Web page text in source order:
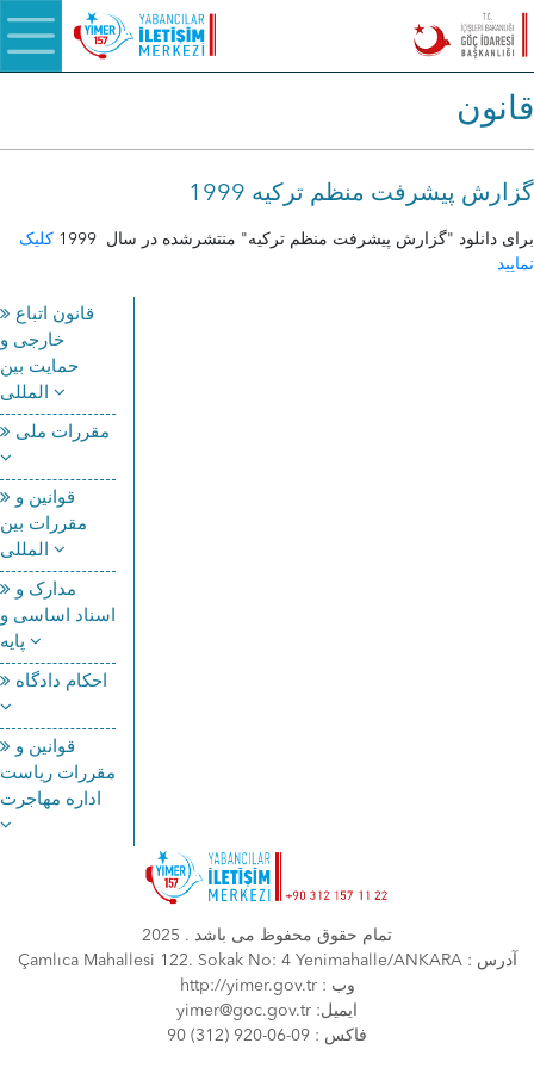
قانون
گزارش پیشرفت منظم ترکیه 1999
برای دانلود "گزارش پیشرفت منظم ترکیه" منتشرشده در سال 1999
کلیک
نمایید
خارجی و
حمایت بین
مقررات ملی
مقررات بین
اسناد اساسی و
احکام دادگاه
مقررات ریاست
اداره مهاجرت
تمام حقوق محفوظ می باشد . 2025
Çamlıca Mahallesi 122. Sokak No: 4 Yenimahalle/ANKARA : آدرس
http://yimer.gov.tr : وب
yimer@goc.gov.tr :ایمیل
90 (312) 920-06-09 : فاكس